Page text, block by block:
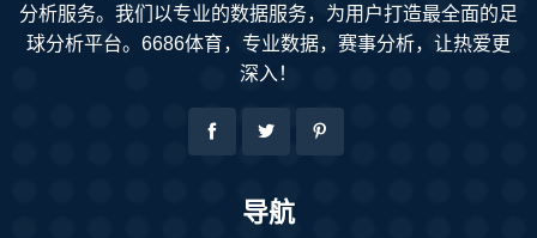
分析服务。我们以专业的数据服务，为用户打造最全面的足
球分析平台。6686体育，专业数据，赛事分析，让热爱更
深入！
导航